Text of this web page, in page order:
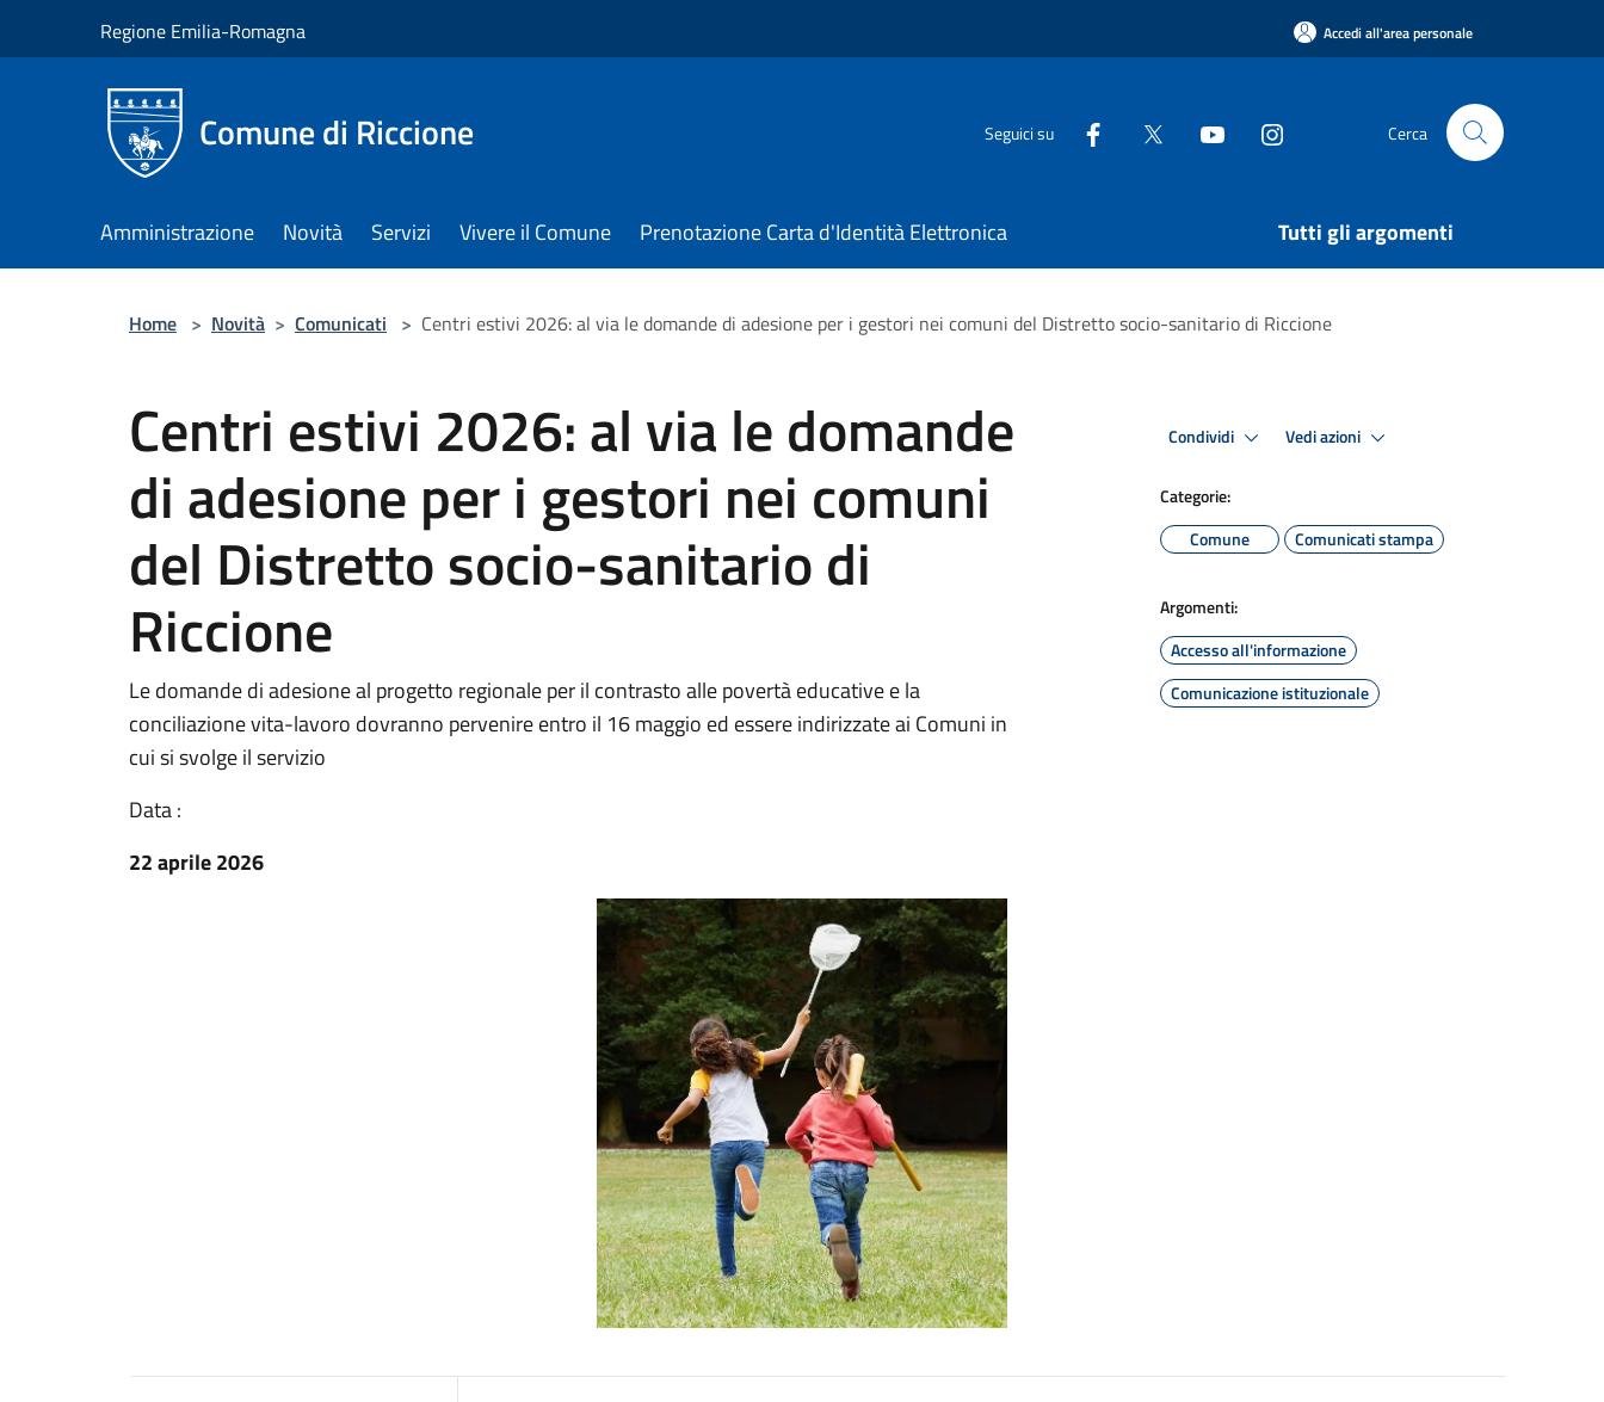
Regione Emilia-Romagna Accedi all'area personale
Comune di Riccione Seguici su Cerca
Amministrazione Novità Servizi Vivere il Comune Prenotazione Carta d'Identità Elettronica Tutti gli argomenti
Home > Novità > Comunicati > Centri estivi 2026: al via le domande di adesione per i gestori nei comuni del Distretto socio-sanitario di Riccione
Centri estivi 2026: al via le domande
di adesione per i gestori nei comuni
del Distretto socio-sanitario di
Riccione
Le domande di adesione al progetto regionale per il contrasto alle povertà educative e la
conciliazione vita-lavoro dovranno pervenire entro il 16 maggio ed essere indirizzate ai Comuni in
cui si svolge il servizio
Data :
22 aprile 2026
Condividi Vedi azioni
Categorie:
Comune
Comunicati stampa
Argomenti:
Accesso all'informazione
Comunicazione istituzionale